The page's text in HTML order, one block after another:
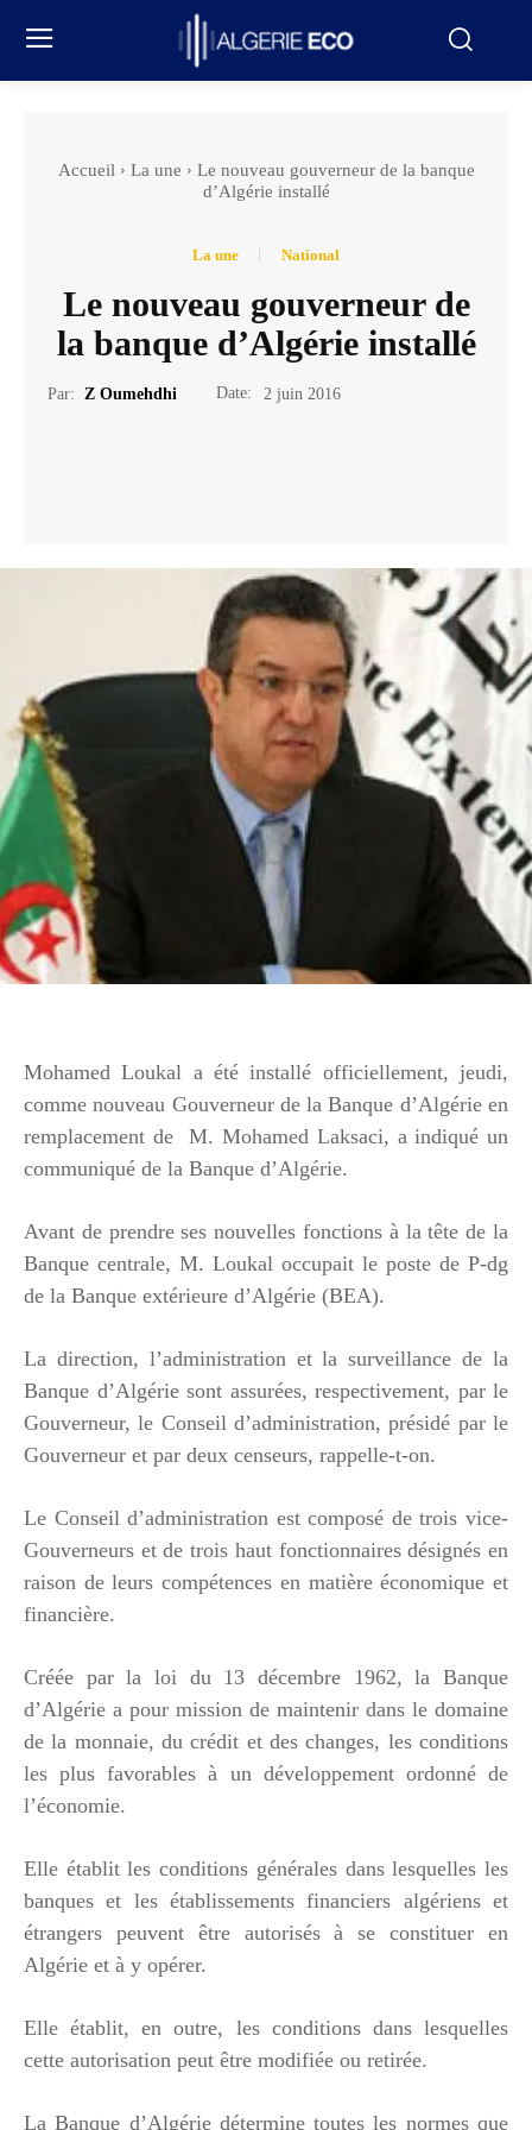
Accueil La une
Le nouveau gouverneur de la banque
d’Algérie installé
La une National
Le nouveau gouverneur de
la banque d’Algérie installé
Par: Z Oumehdhi Date: 2 juin 2016
Mohamed Loukal a été installé officiellement, jeudi,
comme nouveau Gouverneur de la Banque d’Algérie en
remplacement de M. Mohamed Laksaci, a indiqué un
communiqué de la Banque d’Algérie.
Avant de prendre ses nouvelles fonctions à la tête de la
Banque centrale, M. Loukal occupait le poste de P-dg
de la Banque extérieure d’Algérie (BEA).
La direction, l’administration et la surveillance de la
Banque d’Algérie sont assurées, respectivement, par le
Gouverneur, le Conseil d’administration, présidé par le
Gouverneur et par deux censeurs, rappelle-t-on.
Le Conseil d’administration est composé de trois vice-
Gouverneurs et de trois haut fonctionnaires désignés en
raison de leurs compétences en matière économique et
financière.
Créée par la loi du 13 décembre 1962, la Banque
d’Algérie a pour mission de maintenir dans le domaine
de la monnaie, du crédit et des changes, les conditions
les plus favorables à un développement ordonné de
l’économie.
Elle établit les conditions générales dans lesquelles les
banques et les établissements financiers algériens et
étrangers peuvent être autorisés à se constituer en
Algérie et à y opérer.
Elle établit, en outre, les conditions dans lesquelles
cette autorisation peut être modifiée ou retirée.
La Banque d’Algérie détermine toutes les normes que